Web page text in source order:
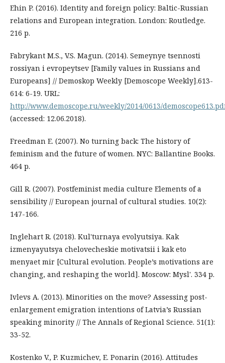
Ehin P. (2016). Identity and foreign policy: Baltic-Russian
relations and European integration. London: Routledge.
216 p.
Fabrykant M.S., V.S. Magun. (2014). Semeynye tsennosti
rossiyan i evropeytsev [Family values in Russians and
Europeans] // Demoskop Weekly [Demoscope Weekly].613-
614: 6-19. URL:
http://www.demoscope.ru/weekly/2014/0613/
(accessed: 12.06.2018).
Freedman E. (2007). No turning back: The history of
feminism and the future of women. NYC: Ballantine Books.
464 p.
Gill R. (2007). Postfeminist media culture Elements of a
sensibility // European journal of cultural studies. 10(2):
147-166.
Inglehart R. (2018). Kul'turnaya evolyutsiya. Kak
izmenyayutsya chelovecheskie motivatsii i kak eto
menyaet mir [Cultural evolution. People’s motivations are
changing, and reshaping the world]. Moscow: Mysl'. 334 p.
Ivlevs A. (2013). Minorities on the move? Assessing post-
enlargement emigration intentions of Latvia’s Russian
speaking minority // The Annals of Regional Science. 51(1):
33-52.
Kostenko V., P. Kuzmichev, E. Ponarin (2016). Attitudes